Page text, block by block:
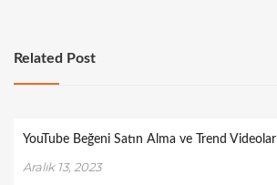
Related Post
YouTube Beğeni Satın Alma ve Trend Videolar
Aralık 13, 2023